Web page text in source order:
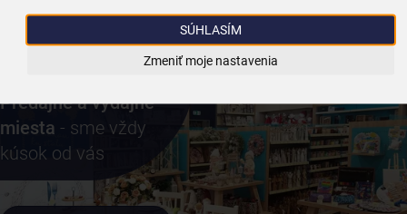
SÚHLASÍM
Zmeniť moje nastavenia
Predajne a výdajné
miesta - sme vždy
kúsok od vás